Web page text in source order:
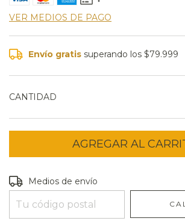
VER MEDIOS DE PAGO
Envío gratis superando los$79.999
CANTIDAD
Entregas para el CP:
Medios de envío